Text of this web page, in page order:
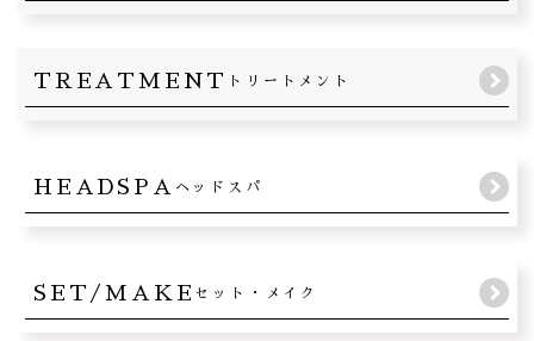
TREATMENT トリートメント
HEADSPA ヘッドスパ
SET/MAKE セット・メイク